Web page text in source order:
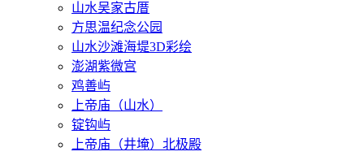
山水吴家古厝
方思温纪念公园
山水沙滩海堤3D彩绘
澎湖紫微宫
鸡善屿
上帝庙（山水）
锭钩屿
上帝庙（井埯）北极殿